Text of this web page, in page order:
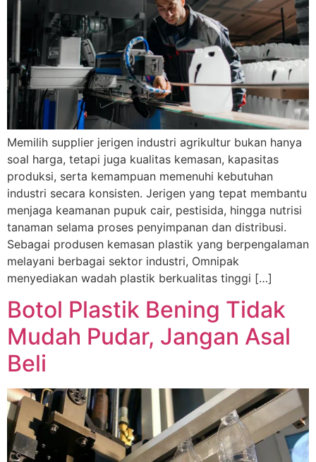
Memilih supplier jerigen industri agrikultur bukan hanya
soal harga, tetapi juga kualitas kemasan, kapasitas
produksi, serta kemampuan memenuhi kebutuhan
industri secara konsisten. Jerigen yang tepat membantu
menjaga keamanan pupuk cair, pestisida, hingga nutrisi
tanaman selama proses penyimpanan dan distribusi.
Sebagai produsen kemasan plastik yang berpengalaman
melayani berbagai sektor industri, Omnipak
menyediakan wadah plastik berkualitas tinggi […]
Botol Plastik Bening Tidak
Mudah Pudar, Jangan Asal
Beli